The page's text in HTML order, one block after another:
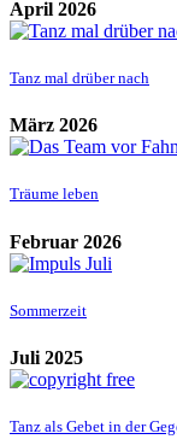
April 2026
Tanz mal drüber nach
März 2026
Träume leben
Februar 2026
Sommerzeit
Juli 2025
Tanz als Gebet in der